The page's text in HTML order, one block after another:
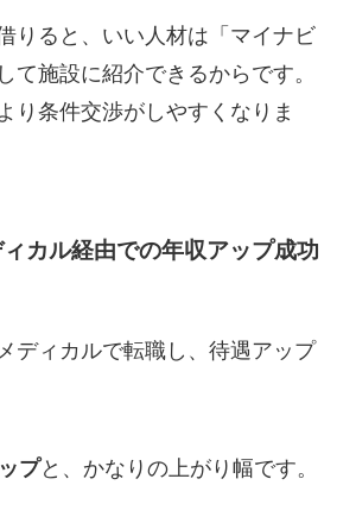
りると、いい人材は「マイナビ
て施設に紹介できるからです。
り条件交渉がしやすくなりま
カル経由での年収アップ成功
ディカルで転職し、待遇アップ
プと、かなりの上がり幅です。